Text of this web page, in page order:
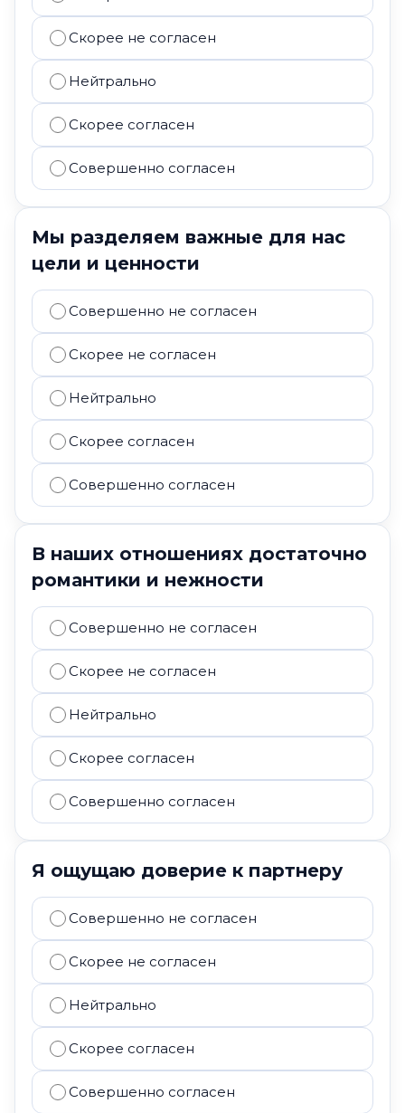
Скорее не согласен
Нейтрально
Скорее согласен
Совершенно согласен
Мы разделяем важные для нас
цели и ценности
Совершенно не согласен
Скорее не согласен
Нейтрально
Скорее согласен
Совершенно согласен
В наших отношениях достаточно
романтики и нежности
Совершенно не согласен
Скорее не согласен
Нейтрально
Скорее согласен
Совершенно согласен
Я ощущаю доверие к партнеру
Совершенно не согласен
Скорее не согласен
Нейтрально
Скорее согласен
Совершенно согласен